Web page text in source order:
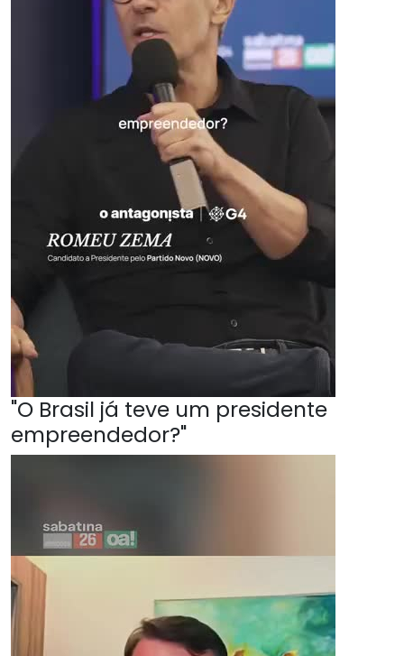
"O Brasil já teve um presidente
empreendedor?"